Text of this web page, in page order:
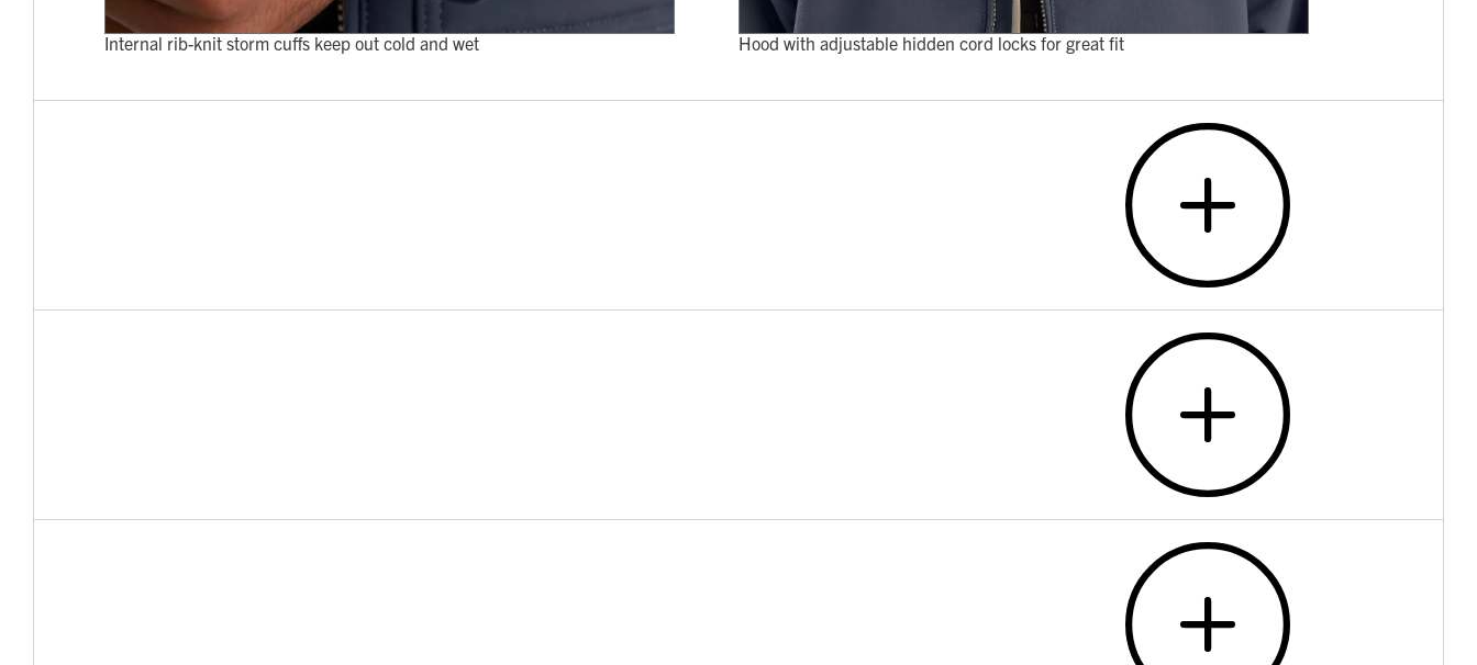
Internal rib-knit storm cuffs keep out cold and wet Hood with adjustable hidden cord locks for great fit